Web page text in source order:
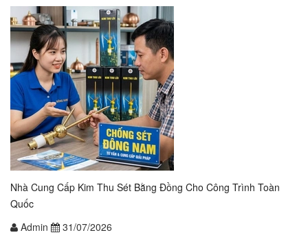
Nhà Cung Cấp Kim Thu Sét Bằng Đồng Cho Công Trình Toàn
Quốc
Admin
31/07/2026